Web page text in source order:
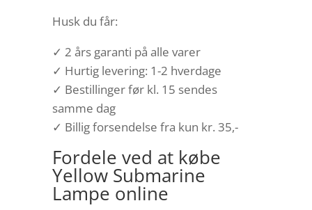
Husk du får:
✓ 2 års garanti på alle varer
✓ Hurtig levering: 1-2 hverdage
✓ Bestillinger før kl. 15 sendes
samme dag
✓ Billig forsendelse fra kun kr. 35,-
Fordele ved at købe
Yellow Submarine
Lampe online